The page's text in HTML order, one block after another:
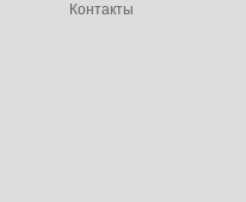
Контакты